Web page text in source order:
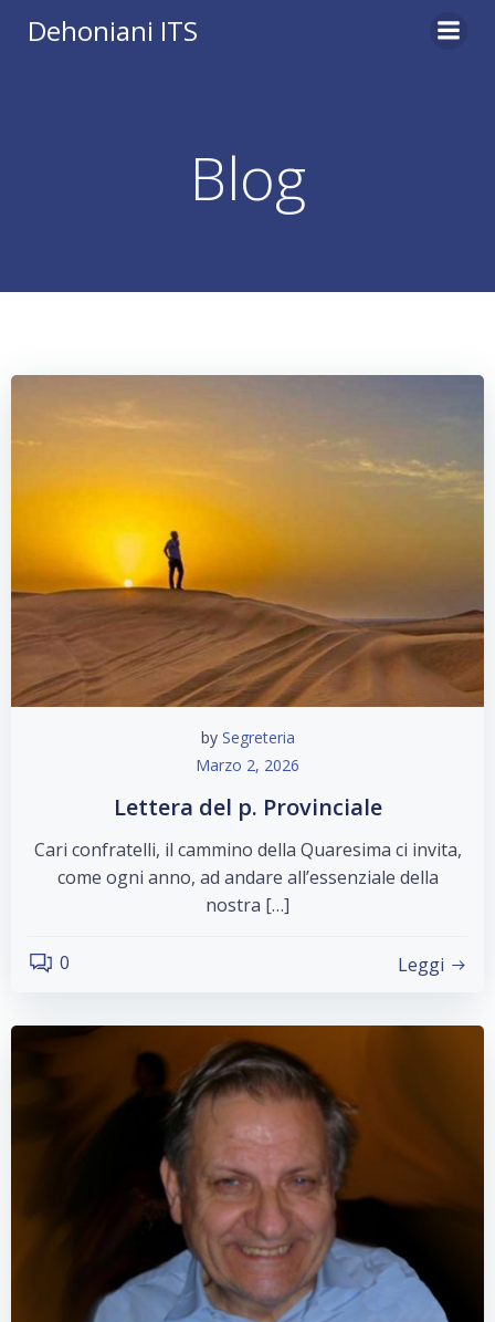
Dehoniani ITS
Blog
by Segreteria
Marzo 2, 2026
Lettera del p. Provinciale
Cari confratelli, il cammino della Quaresima ci invita,
come ogni anno, ad andare all’essenziale della
nostra […]
0 Leggi